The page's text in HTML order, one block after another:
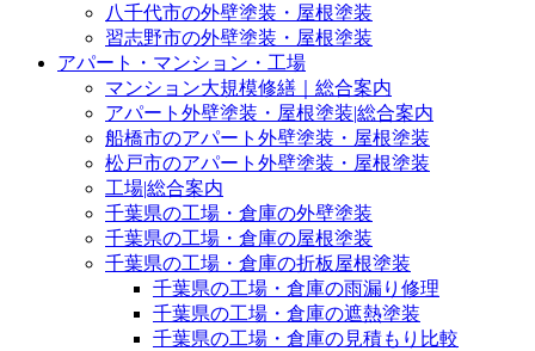
八千代市の外壁塗装・屋根塗装
習志野市の外壁塗装・屋根塗装
アパート・マンション・工場
マンション大規模修繕｜総合案内
アパート外壁塗装・屋根塗装|総合案内
船橋市のアパート外壁塗装・屋根塗装
松戸市のアパート外壁塗装・屋根塗装
工場|総合案内
千葉県の工場・倉庫の外壁塗装
千葉県の工場・倉庫の屋根塗装
千葉県の工場・倉庫の折板屋根塗装
千葉県の工場・倉庫の雨漏り修理
千葉県の工場・倉庫の遮熱塗装
千葉県の工場・倉庫の見積もり比較